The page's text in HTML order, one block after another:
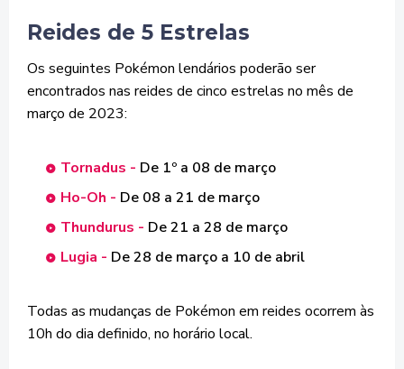
Reides de 5 Estrelas
Os seguintes Pokémon lendários poderão ser
encontrados nas reides de cinco estrelas no mês de
março de 2023:
Tornadus - De 1º a 08 de março
Ho-Oh - De 08 a 21 de março
Thundurus - De 21 a 28 de março
Lugia - De 28 de março a 10 de abril
Todas as mudanças de Pokémon em reides ocorrem às
10h do dia definido, no horário local.